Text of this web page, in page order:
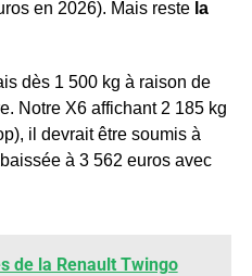
en 2026). Mais reste la
dès 1 500 kg à raison de
Notre X6 affichant 2 185 kg
il devrait être soumis à
à 3 562 euros avec
de la Renault Twingo